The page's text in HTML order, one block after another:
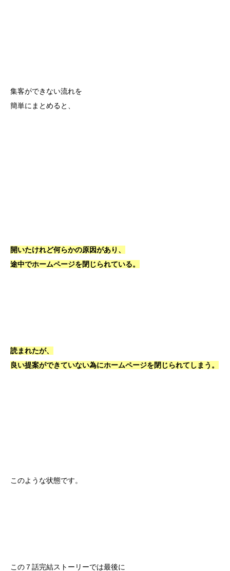
集客ができない流れを
簡単にまとめると、
開いたけれど何らかの原因があり、
途中でホームページを閉じられている。
読まれたが、
良い提案ができていない為にホームページを閉じられてしまう。
このような状態です。
この７話完結ストーリーでは最後に